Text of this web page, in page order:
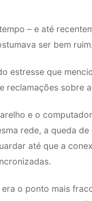
– e até
ser bem
estresse que
reclamações sobre
e o
rede, a queda
até que a
era o ponto mais